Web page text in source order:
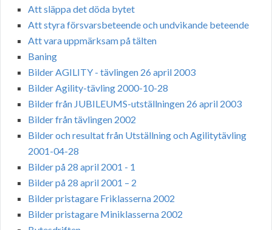
Att släppa det döda bytet
Att styra försvarsbeteende och undvikande beteende
Att vara uppmärksam på tälten
Baning
Bilder AGILITY - tävlingen 26 april 2003
Bilder Agility-tävling 2000-10-28
Bilder från JUBILEUMS-utställningen 26 april 2003
Bilder från tävlingen 2002
Bilder och resultat från Utställning och Agilitytävling
2001-04-28
Bilder på 28 april 2001 - 1
Bilder på 28 april 2001 – 2
Bilder pristagare Friklasserna 2002
Bilder pristagare Miniklasserna 2002